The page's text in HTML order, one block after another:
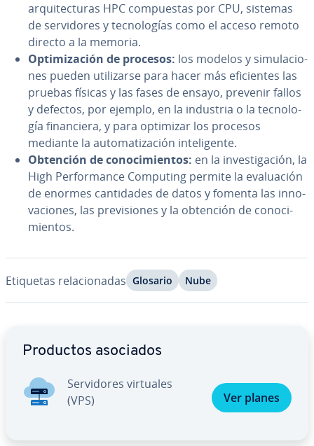
ar­qui­te­c­tu­ras HPC co­m­pue­s­tas por CPU, sistemas
de se­r­vi­do­res y te­c­no­lo­gías como el acceso remoto
directo a la memoria.
Op­ti­mi­za­ción de procesos: los modelos y si­mu­la­cio­
nes pueden uti­li­zar­se para hacer más efi­cie­n­tes las
pruebas físicas y las fases de ensayo, prevenir fallos
y defectos, por ejemplo, en la industria o la te­c­no­lo­
gía fi­na­n­cie­ra, y para optimizar los procesos
mediante la au­to­ma­ti­za­ción in­te­li­ge­n­te.
Obtención de co­no­ci­mie­n­tos: en la in­ve­s­ti­ga­ción, la
High Pe­r­fo­r­ma­n­ce Computing permite la eva­lua­ción
de enormes ca­n­ti­da­des de datos y fomenta las in­no­
va­cio­nes, las pre­vi­sio­nes y la obtención de co­no­ci­
mie­n­tos.
Etiquetas re­la­cio­na­das Glosario Nube
Productos asociados
Se­r­vi­do­res virtuales
(VPS)
Ver planes